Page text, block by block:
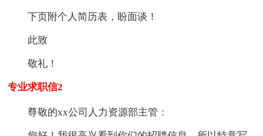
下页附个人简历表，盼面谈！
此致
敬礼！
专业求职信2
尊敬的xx公司人力资源部主管：